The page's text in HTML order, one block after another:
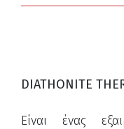
DIATHONITE
Είναι ένας